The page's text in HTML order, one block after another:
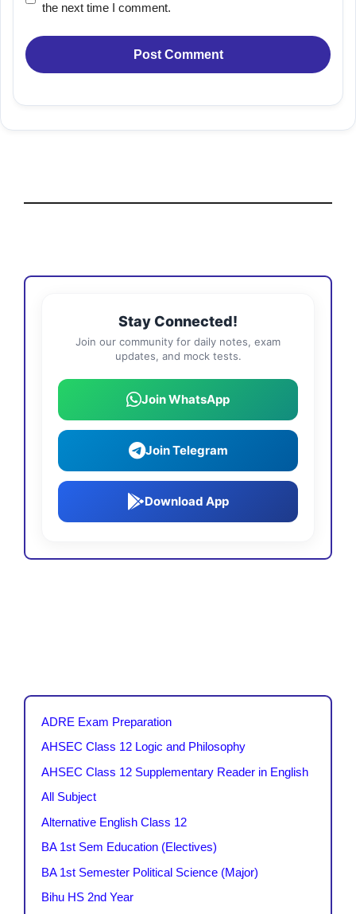
the next time I comment.
Stay Connected!
Join our community for daily notes, exam
updates, and mock tests.
Join WhatsApp
Join Telegram
Download App
ADRE Exam Preparation
AHSEC Class 12 Logic and Philosophy
AHSEC Class 12 Supplementary Reader in English
All Subject
Alternative English Class 12
BA 1st Sem Education (Electives)
BA 1st Semester Political Science (Major)
Bihu HS 2nd Year